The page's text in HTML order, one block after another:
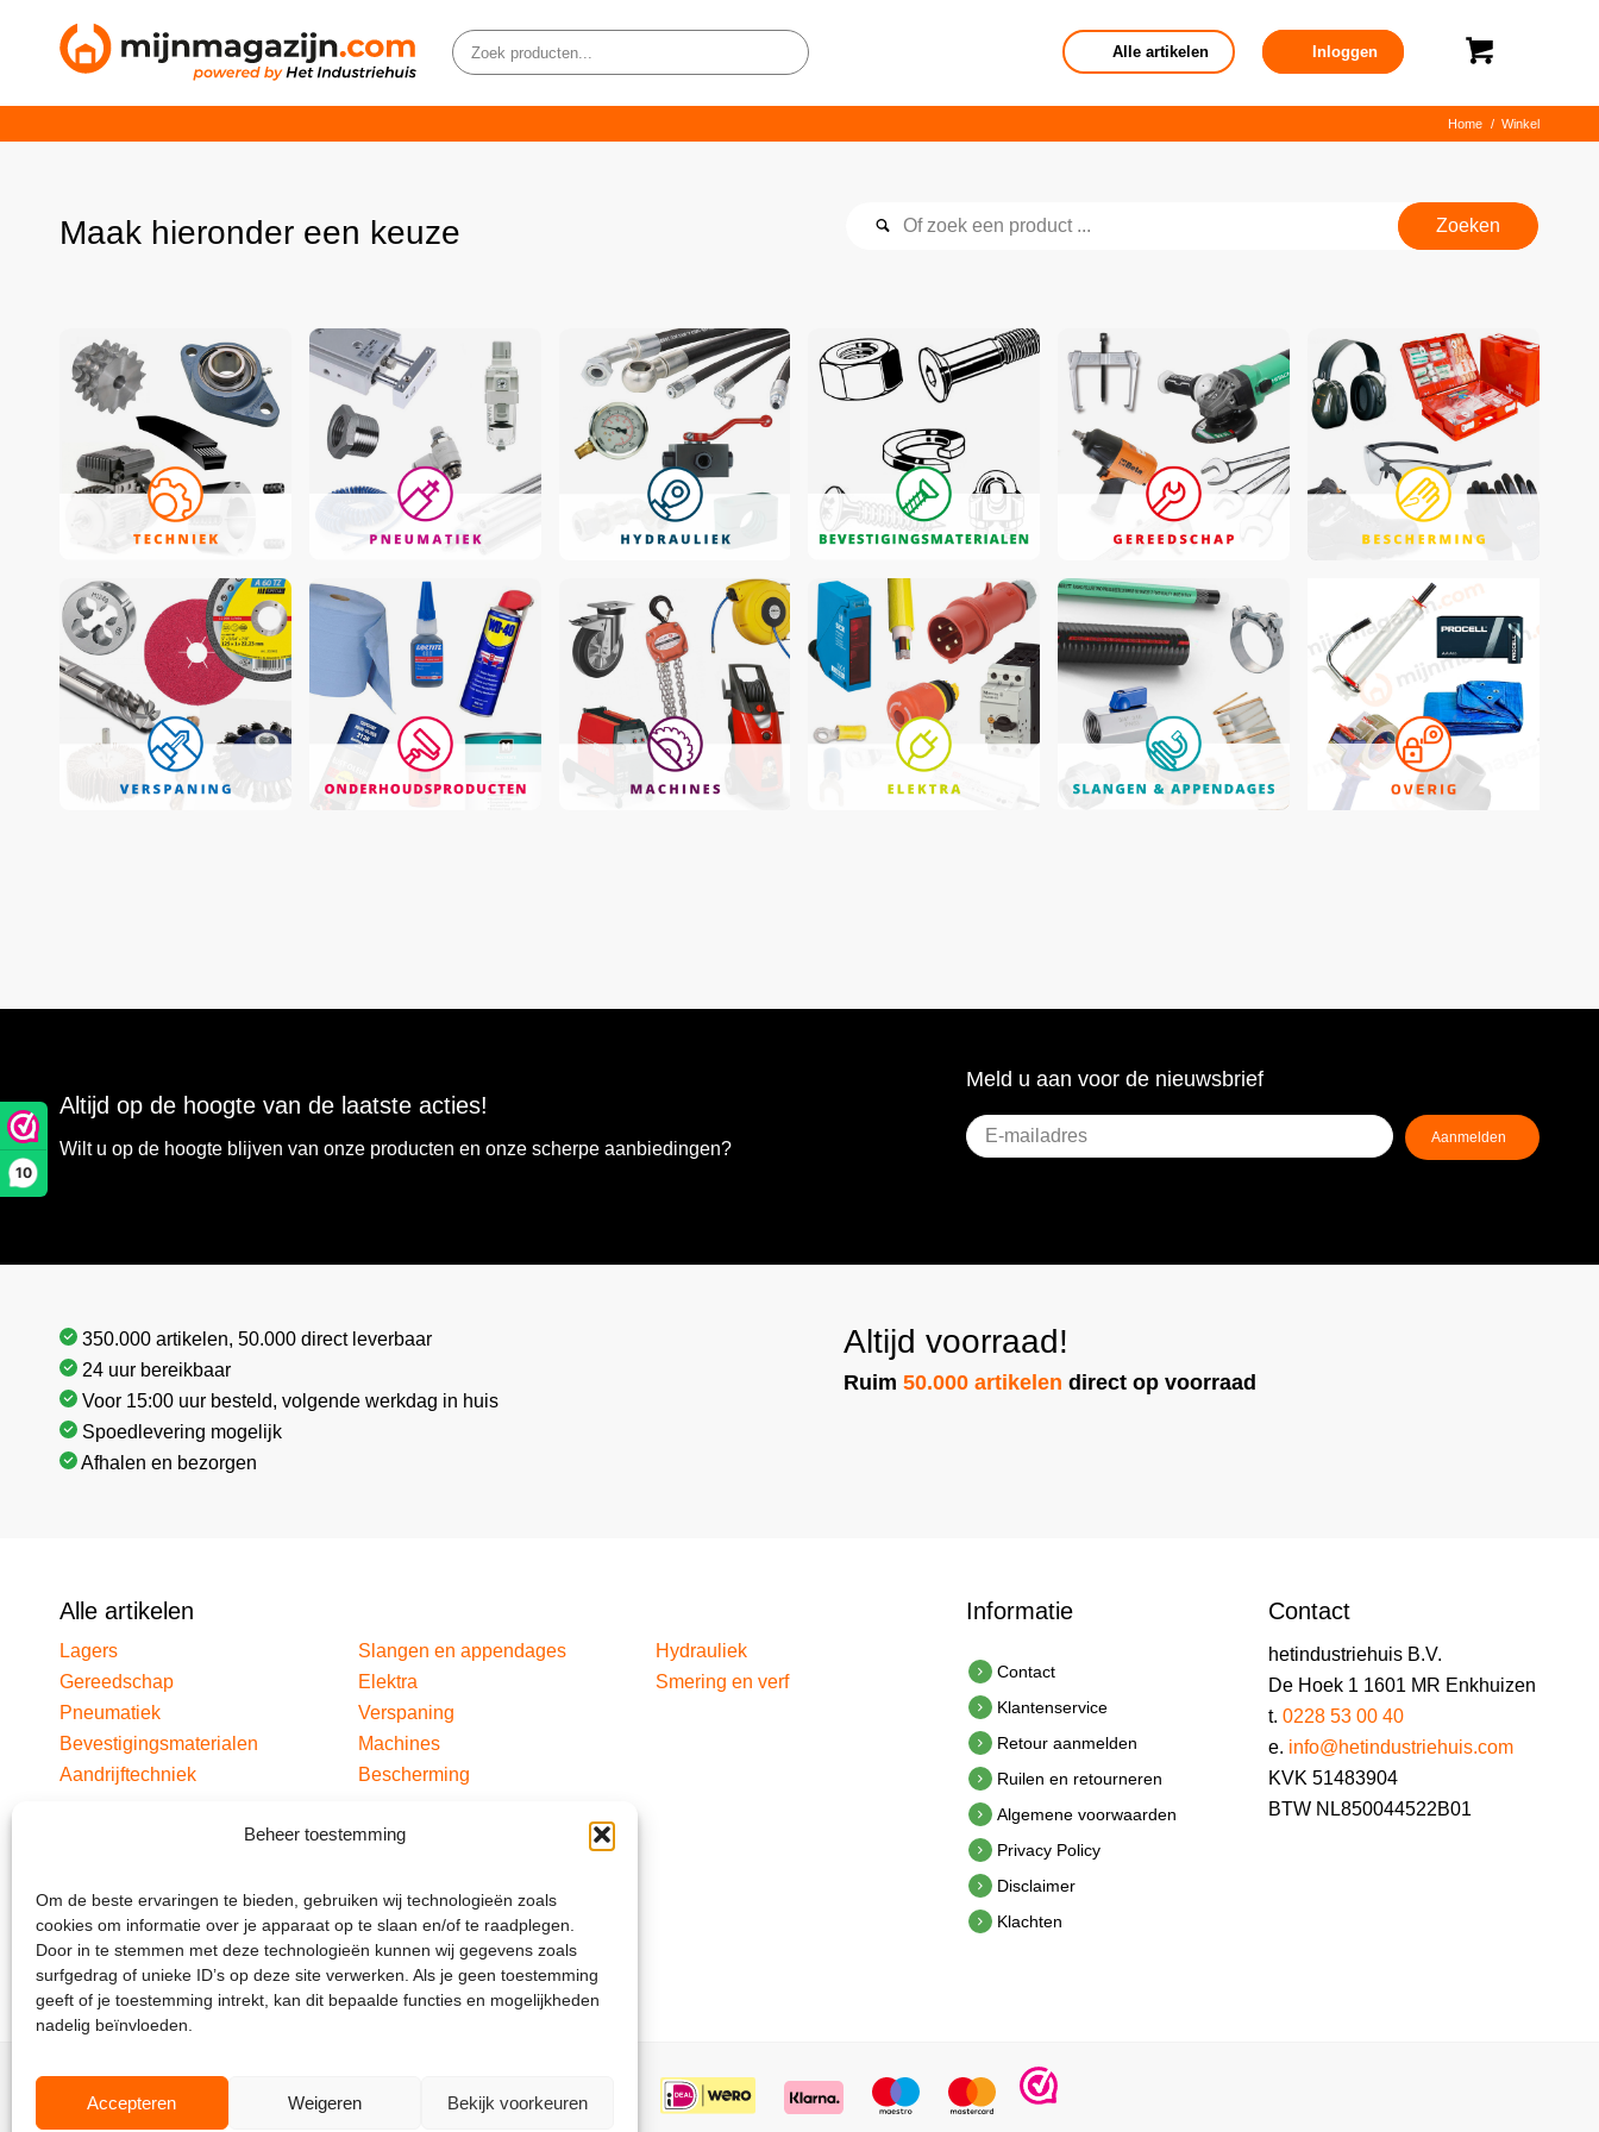
10
Beheer toestemming
Om de beste ervaringen te bieden, gebruiken wij technologieën zoals
cookies om informatie over je apparaat op te slaan en/of te raadplegen.
Door in te stemmen met deze technologieën kunnen wij gegevens zoals
surfgedrag of unieke ID’s op deze site verwerken. Als je geen toestemming
geeft of je toestemming intrekt, kan dit bepaalde functies en mogelijkheden
nadelig beïnvloeden.
Accepteren Weigeren Bekijk voorkeuren
Alle artikelen Inloggen
Home / Winkel
Maak hieronder een keuze
Altijd op de hoogte van de laatste acties!
Wilt u op de hoogte blijven van onze producten en onze scherpe aanbiedingen?
Meld u aan voor de nieuwsbrief
E-
mailadres
350.000 artikelen, 50.000 direct leverbaar
24 uur bereikbaar
Voor 15:00 uur besteld, volgende werkdag in huis
Spoedlevering mogelijk
Afhalen en bezorgen
Altijd voorraad!
Ruim50.000 artikelen direct op voorraad
Alle artikelen
Lagers
Gereedschap
Pneumatiek
Bevestigingsmaterialen
Aandrijftechniek
Slangen en appendages
Elektra
Verspaning
Machines
Bescherming
Hydrauliek
Smering en verf
Informatie
Contact
Klantenservice
Retour aanmelden
Ruilen en retourneren
Algemene voorwaarden
Privacy Policy
Disclaimer
Klachten
Contact
hetindustriehuis B.V.
De Hoek 1 1601 MR Enkhuizen
t. 0228 53 00 40
e. info@hetindustriehuis.com
KVK 51483904
BTW NL850044522B01